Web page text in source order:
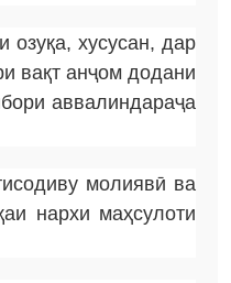
хусусан, дар
вақт анҷом додани
аввалиндараҷа
молиявӣ ва
нархи маҳсулоти